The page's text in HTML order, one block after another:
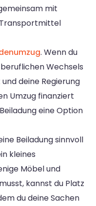
mit
. Wenn du
Wechsels
deine Regierung
Umzug finanziert
eine Option
Beiladung sinnvoll
kleines
Möbel und
kannst du Platz
du deine Sachen